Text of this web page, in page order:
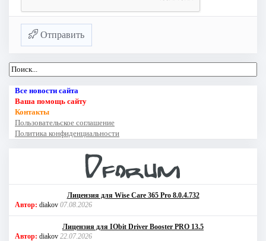
Отправить
Все новости сайта
Ваша помощь сайту
Контакты
Пользовательское соглашение
Политика конфиденциальности
Лицензия для Wise Care 365 Pro 8.0.4.732
Автор: diakov 07.08.2026
Лицензия для IObit Driver Booster PRO 13.5
Автор: diakov 22.07.2026